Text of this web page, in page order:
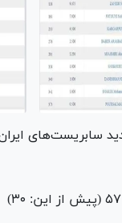
سابریست‌های